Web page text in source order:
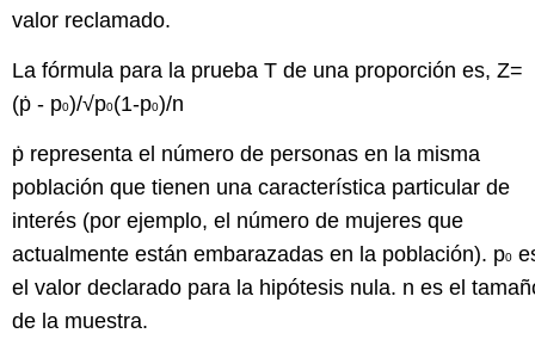
valor reclamado.
La fórmula para la prueba T de una proporción es, Z=
(ṗ - p0)/√p0(1-p0)/n
ṗ representa el número de personas en la misma
población que tienen una característica particular de
interés (por ejemplo, el número de mujeres que
actualmente están embarazadas en la población). p0
el valor declarado para la hipótesis nula. n es el
de la muestra.